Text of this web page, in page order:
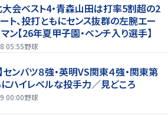
会ベスト4・青森山田は打率5割超の2
ト、投打ともにセンス抜群の左腕エー
ン【26年夏甲子園・ベンチ入り選手】
05:55野球
センバツ８強・英明VS関東４強・関東第
ハイレベルな投手力／見どころ
00:00野球